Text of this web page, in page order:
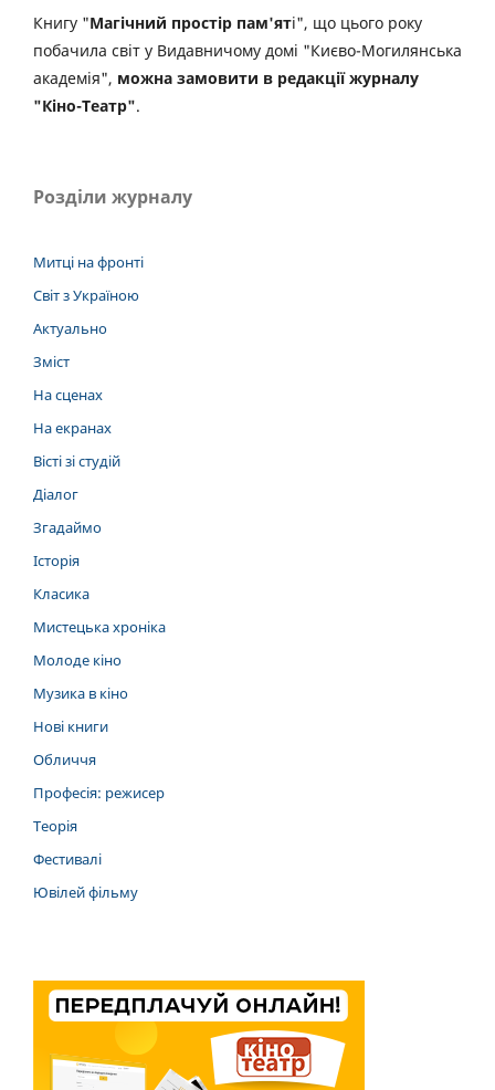
Книгу "Магічний простір пам'яті", що цього року
побачила світ у Видавничому домі "Києво-Могилянська
академія", можна замовити в редакції журналу
"Кіно-Театр".
Розділи журналу
Митці на фронті
Світ з Україною
Актуально
Зміст
На сценах
На екранах
Вісті зі студій
Діалог
Згадаймо
Історія
Класика
Мистецька хроніка
Молоде кіно
Музика в кіно
Нові книги
Обличчя
Професія: режисер
Теорія
Фестивалі
Ювілей фільму